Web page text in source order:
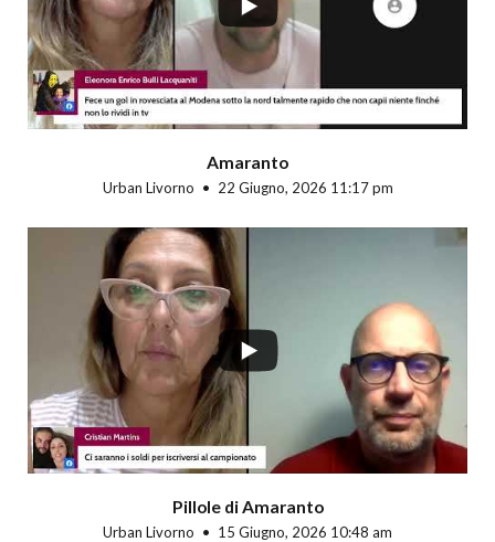
Amaranto
Urban Livorno 22 Giugno, 2026 11:17 pm
Pillole di Amaranto
Urban Livorno 15 Giugno, 2026 10:48 am